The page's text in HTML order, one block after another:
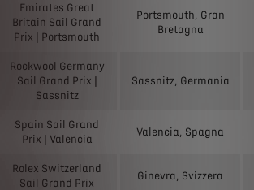
Emirates Great
Britain Sail Grand
Prix | Portsmouth
Portsmouth, Gran
Bretagna
Rockwool Germany
Sail Grand Prix |
Sassnitz
Sassnitz, Germania
Spain Sail Grand
Prix | Valencia
Valencia, Spagna
Rolex Switzerland
Sail Grand Prix
Ginevra, Svizzera